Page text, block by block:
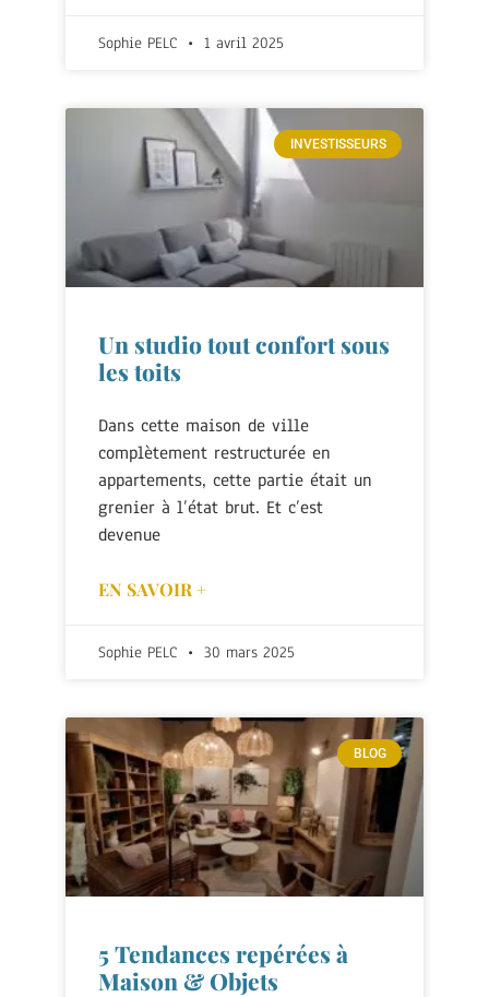
Sophie PELC 1 avril 2025
INVESTISSEURS
Un studio tout confort sous
les toits
Dans cette maison de ville
complètement restructurée en
appartements, cette partie était un
grenier à l’état brut. Et c’est
devenue
EN SAVOIR +
Sophie PELC 30 mars 2025
BLOG
5 Tendances repérées à
Maison & Objets